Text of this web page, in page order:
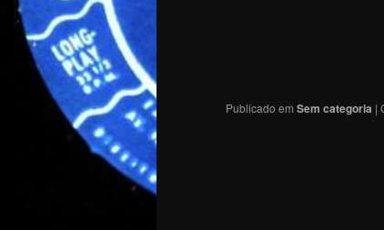
Publicado em Sem categoria |